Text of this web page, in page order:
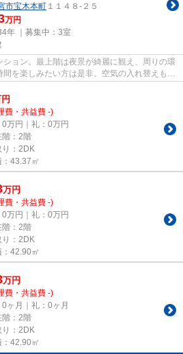
市宝木本町 １１４８-２５
万円
年 ｜募集中： 3室
ョン。最上階は夜景が綺麗に観え、周りの環
を楽しみたい方は是非。空気の入れ替えも簡
円
費・共益費 -)
0万円｜礼：0万円
階：2階
り：2DK
：43.37㎡
万円
費・共益費 -)
0万円｜礼：0万円
階：2階
り：2DK
：42.90㎡
万円
費・共益費 -)
0ヶ月｜礼：0ヶ月
階：2階
り：2DK
：42.90㎡